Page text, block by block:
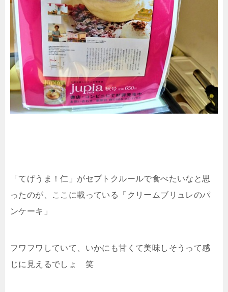
「てげうま！仁」がセプトクルールで食べたいなと思
ったのが、ここに載っている「クリームブリュレのパ
ンケーキ」
フワフワしていて、いかにも甘くて美味しそうって感
じに見えるでしょ 笑